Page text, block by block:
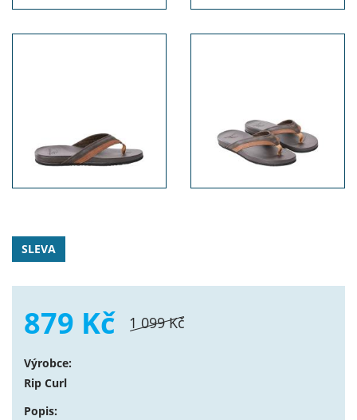
SLEVA
879 Kč 1 099 Kč
Výrobce:
Rip Curl
Popis: